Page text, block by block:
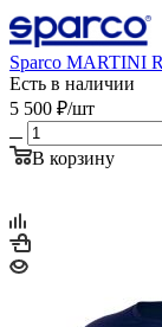
Sparco MARTINI
Есть в наличии
5 500 ₽/шт
В корзину